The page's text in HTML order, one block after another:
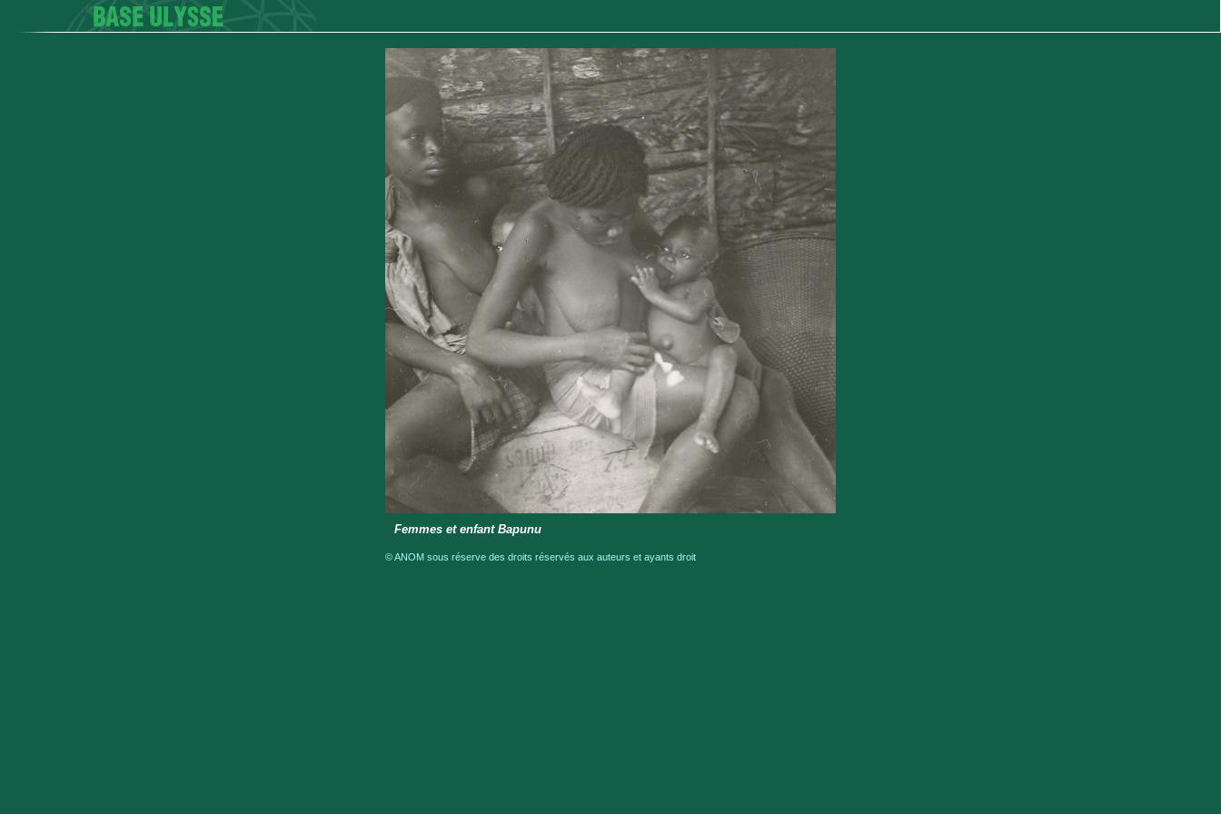
Femmes et enfant Bapunu
© ANOM sous réserve des droits réservés aux auteurs et ayants droit